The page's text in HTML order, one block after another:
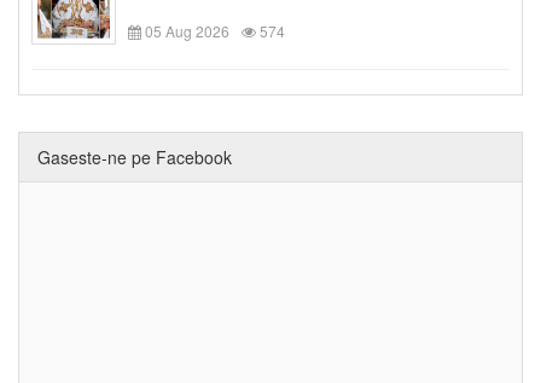
05 Aug 2026 574
Gaseste-ne pe Facebook